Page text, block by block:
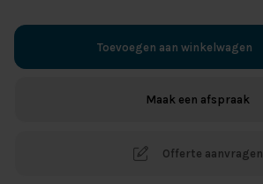
Toevoegen aan winkelwagen
Maak een afspraak
Offerte aanvragen